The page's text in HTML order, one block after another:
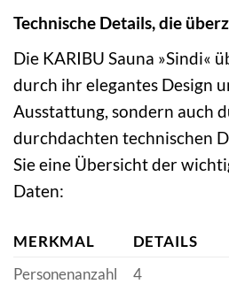
Technische Details, die
Die KARIBU Sauna »Sindi«
durch ihr elegantes Design
Ausstattung, sondern auch
durchdachten technischen
Sie eine Übersicht der
Daten:
MERKMAL
DETAILS
Personenanzahl
4